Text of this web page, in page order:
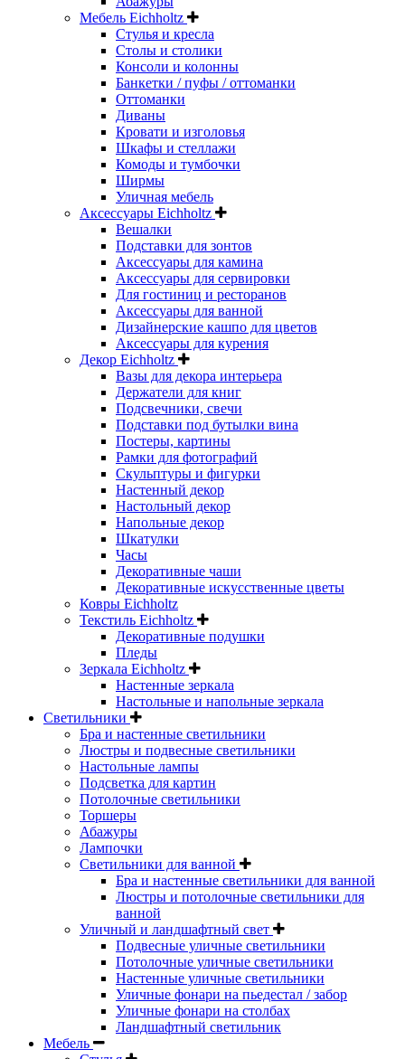
Мебель Eichholtz
Стулья и кресла
Столы и столики
Консоли и колонны
Банкетки / пуфы / оттоманки
Оттоманки
Диваны
Кровати и изголовья
Шкафы и стеллажи
Комоды и тумбочки
Ширмы
Уличная мебель
Аксессуары Eichholtz
Вешалки
Подставки для зонтов
Аксессуары для камина
Аксессуары для сервировки
Для гостиниц и ресторанов
Аксессуары для ванной
Дизайнерские кашпо для цветов
Аксессуары для курения
Декор Eichholtz
Вазы для декора интерьера
Держатели для книг
Подсвечники, свечи
Подставки под бутылки вина
Постеры, картины
Рамки для фотографий
Скульптуры и фигурки
Настенный декор
Настольный декор
Напольные декор
Шкатулки
Часы
Декоративные чаши
Декоративные искусственные цветы
Ковры Eichholtz
Текстиль Eichholtz
Декоративные подушки
Пледы
Зеркала Eichholtz
Настенные зеркала
Настольные и напольные зеркала
Светильники
Бра и настенные светильники
Люстры и подвесные светильники
Настольные лампы
Подсветка для картин
Потолочные светильники
Торшеры
Абажуры
Лампочки
Светильники для ванной
Бра и настенные светильники для ванной
Люстры и потолочные светильники для
ванной
Уличный и ландшафтный свет
Подвесные уличные светильники
Потолочные уличные светильники
Настенные уличные светильники
Уличные фонари на пьедестал / забор
Уличные фонари на столбах
Ландшафтный светильник
Мебель